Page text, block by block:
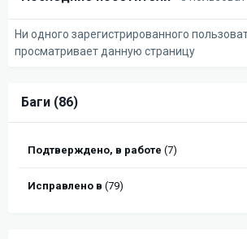
Ни одного зарегистрированного
просматривает данную страницу
Баги (86)
Подтверждено, в работе (7)
Исправлено в (79)